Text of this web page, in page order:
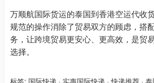
万顺航国际货运的泰国到香港空运代收
规范的操作消除了贸易双方的顾虑，搭
务，让跨境贸易更安心、更高效，是贸
选择。
标签: 国际快递 · 实惠国际快递 ·快递推荐 ·